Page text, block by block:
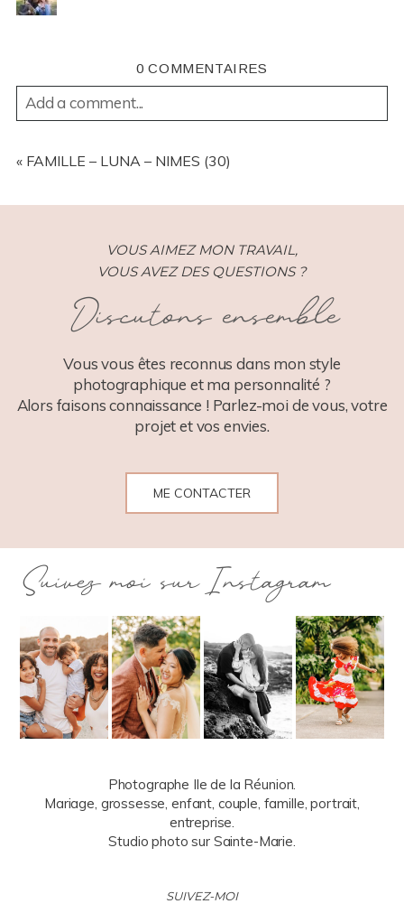
0 COMMENTAIRES
Add a comment...
REQUIRED FIELDS ARE MARKED *
« FAMILLE – LUNA – NIMES (30)
VOUS AIMEZ MON TRAVAIL,
VOUS AVEZ DES QUESTIONS ?
Discutons ensemble
Vous vous êtes reconnus dans mon style
photographique et ma personnalité ?
Alors faisons connaissance ! Parlez-moi de vous, votre
projet et vos envies.
ME CONTACTER
Suivez moi sur Instagram
Photographe Ile de la Réunion.
Mariage, grossesse, enfant, couple, famille, portrait,
entreprise.
Studio photo sur Sainte-Marie.
SUIVEZ-MOI